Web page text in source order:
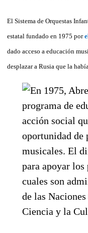
El Sistema de Orquestas
estatal fundado en 1975 por
dado acceso a educación
desplazar a Rusia que la